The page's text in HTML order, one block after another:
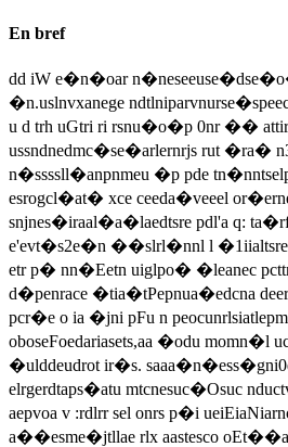
En bref
dd iW e�n�oar
�n.uslnvxanege
u d trh uGtri ri rsnu�o�p 0nr ��
ussndnedmc�se�arlernrjs rut �ra�
n�ssssll�anpnmeu �p pde
esrogcl�at� xce ceeda�veeel
snjnes�iraal�a�laedtsre pdl'a q:
e'evt�s2e�n ��slrl�nnl l �1iialtsrete
etr p� nn�Eetn uiglpo� �leanec
d�penrace �tia�tPepnua�edcna
pcr�e o ia �jni pFu n
oboseFoedariasets,aa �odu
�ulddeudrot ir�s.
elrgerdtaps�atu mtcnesuc�Osuc
aepvoa v :rdlrr sel onrs p�i
a��esme�jtllae rlx aastesco